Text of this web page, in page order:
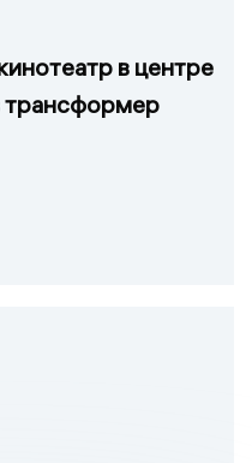
в центре
трансформер